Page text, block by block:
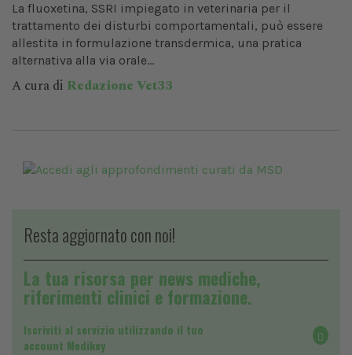
La fluoxetina, SSRI impiegato in veterinaria per il
trattamento dei disturbi comportamentali, può essere
allestita in formulazione transdermica, una pratica
alternativa alla via orale...
A cura di Redazione Vet33
Resta aggiornato con noi!
La tua risorsa per news mediche,
riferimenti clinici e formazione.
Iscriviti al servizio utilizzando il tuo
account Medikey